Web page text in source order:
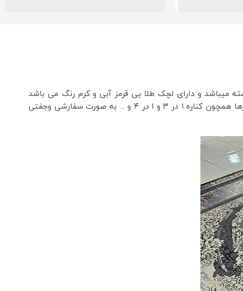
دودی و گلبرجسته میباشد و دارای لچک طلا یی قرمز آبی و کرم رنگ می باشد
همچنین با نخ اکریلیک ۱۰۰ درصد و نخ تارو پود پنبه پلی استر هست و درسایزهای ۲در۳ و ۳در۴ و ۲/۵در۳/۵ و سایر سایزها همچون کناره ۱ در ۳ و ۱ در ۴ و … به صورت سفارشی وجفتی